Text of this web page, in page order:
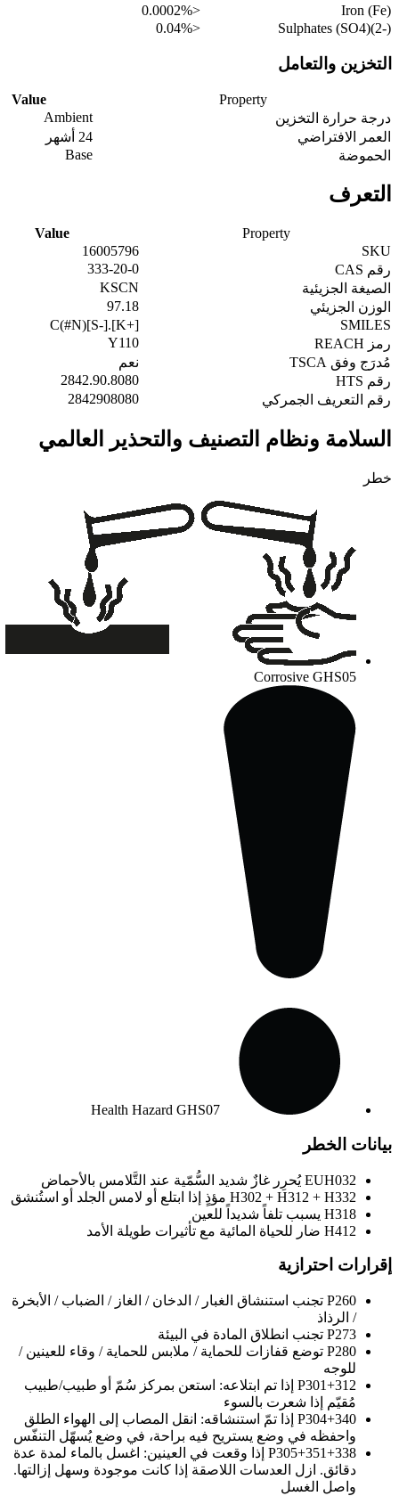
Iron (Fe)
<0.0002%
Sulphates (SO4)(2-)
<0.04%
التخزين والتعامل
Property
Value
درجة حرارة التخزين
Ambient
العمر الافتراضي
24 أشهر
الحموضة
Base
التعرف
Property
Value
SKU
16005796
رقم CAS
333-20-0
الصيغة الجزيئية
KSCN
الوزن الجزيئي
97.18
SMILES
C(#N)[S-].[K+]
رمز REACH
Y110
مُدرَج وفق TSCA
نعم
رقم HTS
2842.90.8080
رقم التعريف الجمركي
2842908080
السلامة ونظام التصنيف والتحذير العالمي
خطر
Corrosive GHS05
Health Hazard GHS07
بيانات الخطر
EUH032 يُحرِر غازٌ شديد السُّمّية عند التَّلامس بالأحماض
H302 + H312 + H332 مؤذٍ إذا ابتلع أو لامس الجلد أو استُنشق
H318 يسبب تلفاً شديداً للعين
H412 ضار للحياة المائية مع تأثيرات طويلة الأمد
إقرارات احترازية
P260 تجنب استنشاق الغبار / الدخان / الغاز / الضباب / الأبخرة
/ الرذاذ
P273 تجنب انطلاق المادة في البيئة
P280 توضع قفازات للحماية / ملابس للحماية / وقاء للعينين /
للوجه
P301+312 إذا تم ابتلاعه: استعن بمركز سُمّ أو طبيب/طبيب
مُقيّم إذا شعرت بالسوء
P304+340 إذا تمّ استنشاقه: انقل المصاب إلى الهواء الطلق
واحفظه في وضع يستريح فيه براحة، في وضع يُسهّل التنفّس
P305+351+338 إذا وقعت في العينين: اغسل بالماء لمدة عدة
دقائق. ازل العدسات اللاصقة إذا كانت موجودة وسهل إزالتها.
واصل الغسل